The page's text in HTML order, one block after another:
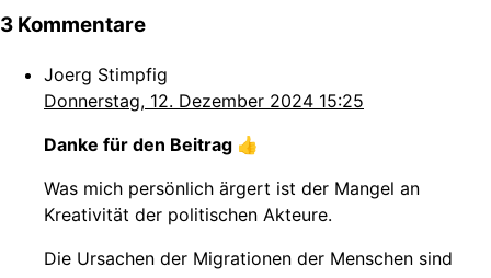
3 Kommentare
Joerg Stimpfig
Donnerstag, 12. Dezember 2024 15:25
Danke für den Beitrag 👍
Was mich persönlich ärgert ist der Mangel an
Kreativität der politischen Akteure.
Die Ursachen der Migrationen der Menschen sind